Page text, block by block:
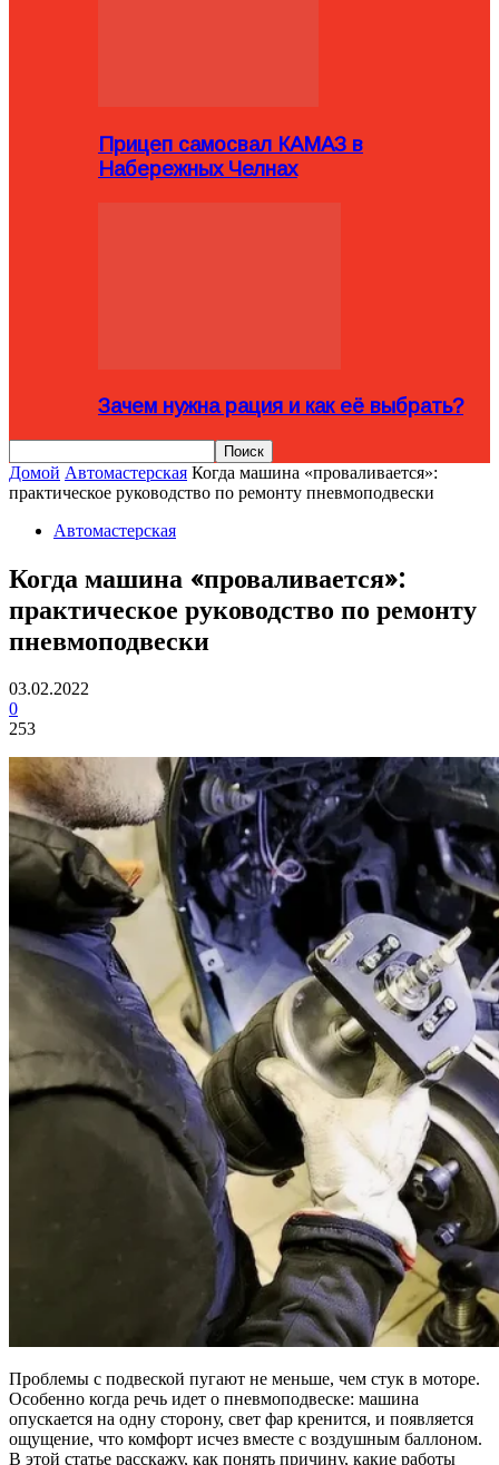
Прицеп самосвал КАМАЗ в
Набережных Челнах
Зачем нужна рация и как её выбрать?
Домой Автомастерская Когда машина «проваливается»:
практическое руководство по ремонту пневмоподвески
Автомастерская
Когда машина «проваливается»:
практическое руководство по ремонту
пневмоподвески
03.02.2022
0
253
Проблемы с подвеской пугают не меньше, чем стук в моторе.
Особенно когда речь идет о пневмоподвеске: машина
опускается на одну сторону, свет фар кренится, и появляется
ощущение, что комфорт исчез вместе с воздушным баллоном.
В этой статье расскажу, как понять причину, какие работы